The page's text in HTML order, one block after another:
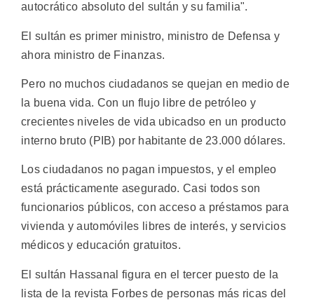
autocrático absoluto del sultán y su familia".
El sultán es primer ministro, ministro de Defensa y
ahora ministro de Finanzas.
Pero no muchos ciudadanos se quejan en medio de
la buena vida. Con un flujo libre de petróleo y
crecientes niveles de vida ubicadso en un producto
interno bruto (PIB) por habitante de 23.000 dólares.
Los ciudadanos no pagan impuestos, y el empleo
está prácticamente asegurado. Casi todos son
funcionarios públicos, con acceso a préstamos para
vivienda y automóviles libres de interés, y servicios
médicos y educación gratuitos.
El sultán Hassanal figura en el tercer puesto de la
lista de la revista Forbes de personas más ricas del